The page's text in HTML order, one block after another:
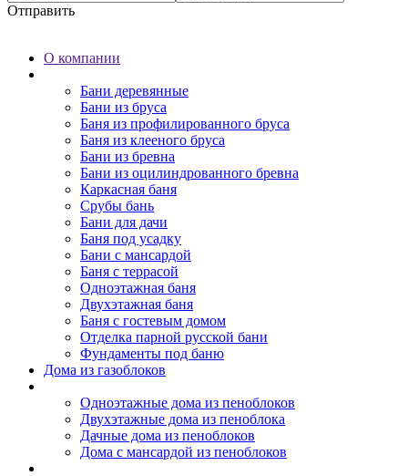
Отправить
О компании
Бани деревянные
Бани из бруса
Баня из профилированного бруса
Баня из клееного бруса
Бани из бревна
Бани из оцилиндрованного бревна
Каркасная баня
Срубы бань
Бани для дачи
Баня под усадку
Бани с мансардой
Баня с террасой
Одноэтажная баня
Двухэтажная баня
Баня с гостевым домом
Отделка парной русской бани
Фундаменты под баню
Дома из газоблоков
Одноэтажные дома из пеноблоков
Двухэтажные дома из пеноблока
Дачные дома из пеноблоков
Дома с мансардой из пеноблоков